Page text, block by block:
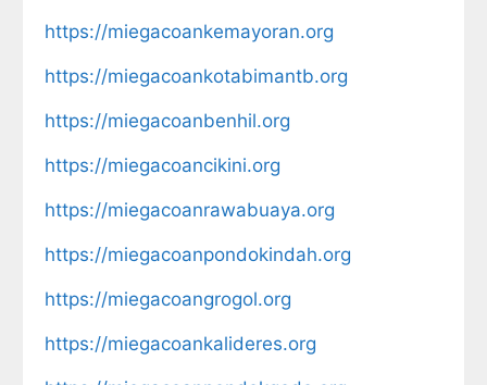
https://miegacoankemayoran.org
https://miegacoankotabimantb.org
https://miegacoanbenhil.org
https://miegacoancikini.org
https://miegacoanrawabuaya.org
https://miegacoanpondokindah.org
https://miegacoangrogol.org
https://miegacoankalideres.org